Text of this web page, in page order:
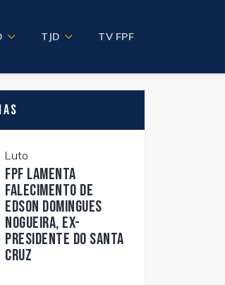
TJD TV FPF
Luto
FPF lamenta
falecimento de
Edson Domingues
Nogueira, ex-
presidente do Santa
Cruz